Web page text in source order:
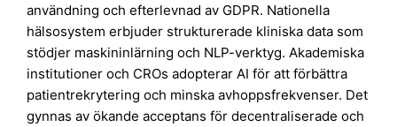
användning och efterlevnad av GDPR. Nationella
hälsosystem erbjuder strukturerade kliniska data som
stödjer maskininlärning och NLP-verktyg. Akademiska
institutioner och CROs adopterar AI för att förbättra
patientrekrytering och minska avhoppsfrekvenser. Det
gynnas av ökande acceptans för decentraliserade och